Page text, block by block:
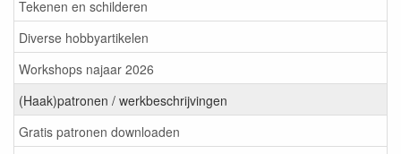
Tekenen en schilderen
Diverse hobbyartikelen
Workshops najaar 2026
(Haak)patronen / werkbeschrijvingen
Gratis patronen downloaden